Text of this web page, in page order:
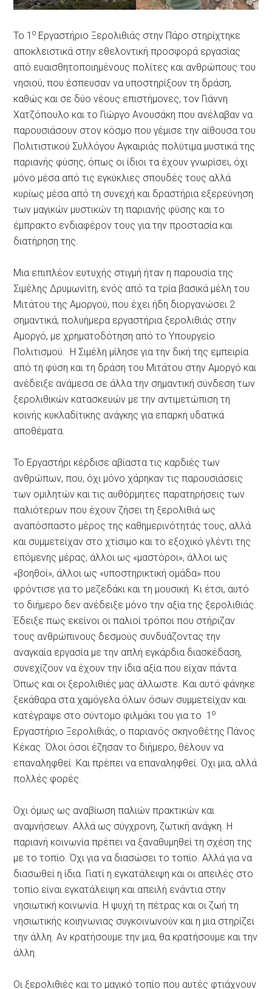
Το 1ο Εργαστήριο Ξερολιθιάς στην Πάρο στηρίχτηκε
αποκλειστικά στην εθελοντική προσφορά εργασίας
από ευαισθητοποιημένους πολίτες και ανθρώπους του
νησιού, που έσπευσαν να υποστηρίξουν τη δράση,
καθώς και σε δύο νέους επιστήμονες, τον Γιάννη
Χατζόπουλο και το Γιώργο Ανουσάκη που ανέλαβαν να
παρουσιάσουν στον κόσμο που γέμισε την αίθουσα του
Πολιτιστικού Συλλόγου Αγκαιριάς πολύτιμα μυστικά της
παριανής φύσης, όπως οι ίδιοι τα έχουν γνωρίσει, όχι
μόνο μέσα από τις εγκύκλιες σπουδές τους αλλά
κυρίως μέσα από τη συνεχή και δραστήρια εξερεύνηση
των μαγικών μυστικών τη παριανής φύσης και το
έμπρακτο ενδιαφέρον τους για την προστασία και
διατήρηση της.
Μια επιπλέον ευτυχής στιγμή ήταν η παρουσία της
Σιμέλης Δρυμωνίτη, ενός από τα τρία βασικά μέλη του
Μιτάτου της Αμοργού, που έχει ήδη διοργανώσει 2
σημαντικά, πολυήμερα εργαστήρια ξερολιθιάς στην
Αμοργό, με χρηματοδότηση από το Υπουργείο
Πολιτισμού. Η Σιμέλη μίλησε για την δική της εμπειρία
από τη φύση και τη δράση του Μιτάτου στην Αμοργό και
ανέδειξε ανάμεσα σε άλλα την σημαντική σύνδεση των
ξερολιθικών κατασκευών με την αντιμετώπιση τη
κοινής κυκλαδίτικης ανάγκης για επαρκή υδατικά
αποθέματα.
Το Εργαστήρι κέρδισε αβίαστα τις καρδιές των
ανθρώπων, που, όχι μόνο χάρηκαν τις παρουσιάσεις
των ομιλητών και τις αυθόρμητες παρατηρήσεις των
παλιότερων που έχουν ζήσει τη ξερολιθιά ως
αναπόσπαστο μέρος της καθημερινότητάς τους, αλλά
και συμμετείχαν στο χτίσιμο και το εξοχικό γλέντι της
επόμενης μέρας, άλλοι ως «μαστόροι», άλλοι ως
«βοηθοί», άλλοι ως «υποστηρικτική ομάδα» που
φρόντισε για το μεζεδάκι και τη μουσική. Κι έτσι, αυτό
το διήμερο δεν ανέδειξε μόνο την αξία της ξερολιθιάς.
Έδειξε πως εκείνοι οι παλιοί τρόποι που στήριζαν
τους ανθρώπινους δεσμούς συνδυάζοντας την
αναγκαία εργασία με την απλή εγκάρδια διασκέδαση,
συνεχίζουν να έχουν την ίδια αξία που είχαν πάντα.
Όπως και οι ξερολιθιές μας άλλωστε. Και αυτό φάνηκε
ξεκάθαρα στα χαμόγελα όλων όσων συμμετείχαν και
κατέγραψε στο σύντομο φιλμάκι του για το 1ο
Εργαστήριο Ξερολιθιάς, ο παριανός σκηνοθέτης Πάνος
Κέκας. Όλοι όσοι έζησαν το διήμερο, θέλουν να
επαναληφθεί. Και πρέπει να επαναληφθεί. Όχι μια, αλλά
πολλές φορές.
Όχι όμως ως αναβίωση παλιών πρακτικών και
αναμνήσεων. Αλλά ως σύγχρονη, ζωτική ανάγκη. Η
παριανή κοινωνία πρέπει να ξαναθυμηθεί τη σχέση της
με το τοπίο. Όχι για να διασώσει το τοπίο. Αλλά για να
διασωθεί η ίδια. Γιατί η εγκατάλειψη και οι απειλές στο
τοπίο είναι εγκατάλειψη και απειλή ενάντια στην
νησιωτική κοινωνία. Η ψυχή τη πέτρας και οι ζωή τη
νησιωτικής κοιηνωνιας συγκοινωνούν και η μια στηρίζει
την άλλη. Αν κρατήσουμε την μια, θα κρατήσουμε και την
άλλη.
Οι ξερολιθιές και το μαγικό τοπίο που αυτές φτιάχνουν